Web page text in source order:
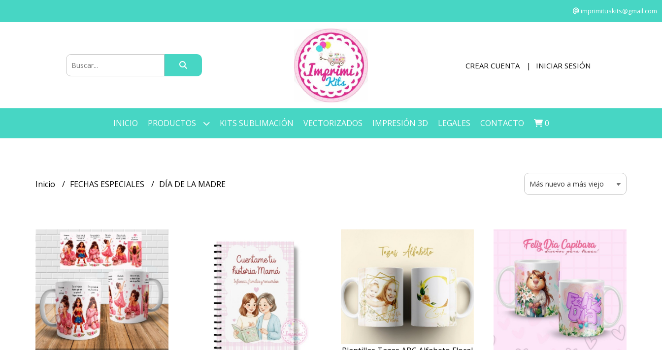
imprimituskits@gmail.com
CREAR CUENTA INICIAR SESIÓN
INICIO PRODUCTOS KITS SUBLIMACIÓN VECTORIZADOS IMPRESIÓN 3D LEGALES CONTACTO 0
Inicio FECHAS ESPECIALES DÍA DE LA MADRE